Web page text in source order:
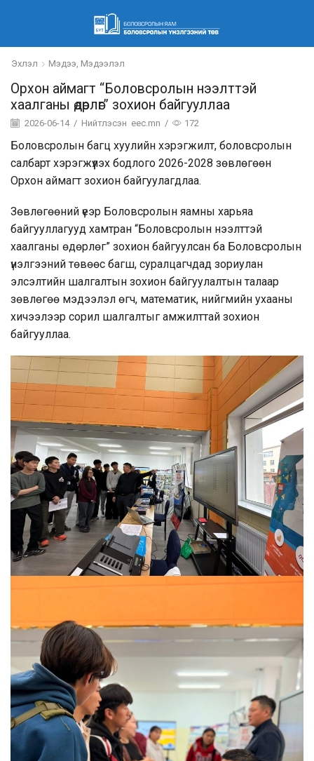
Эхлэл Мэдээ, Мэдээлэл
Орхон аймагт “Боловсролын нээлттэй
хаалганы өдөрлөг” зохион байгууллаа
2026-06-14 / Нийтлэсэн eec.mn / 172
Боловсролын багц хуулийн хэрэгжилт, боловсролын
салбарт хэрэгжүүлэх бодлого 2026-2028 зөвлөгөөн
Орхон аймагт зохион байгуулагдлаа.
Зөвлөгөөний үеэр Боловсролын яамны харьяа
байгууллагууд хамтран “Боловсролын нээлттэй
хаалганы өдөрлөг” зохион байгуулсан ба Боловсролын
үнэлгээний төвөөс багш, суралцагчдад зориулан
элсэлтийн шалгалтын зохион байгуулалтын талаар
зөвлөгөө мэдээлэл өгч, математик, нийгмийн ухааны
хичээлээр сорил шалгалтыг амжилттай зохион
байгууллаа.